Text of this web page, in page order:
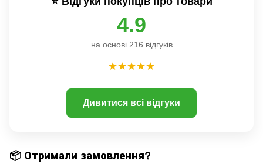
4.9
на основі 216 відгуків
★★★★★
Дивитися всі відгуки
📦 Отримали замовлення?